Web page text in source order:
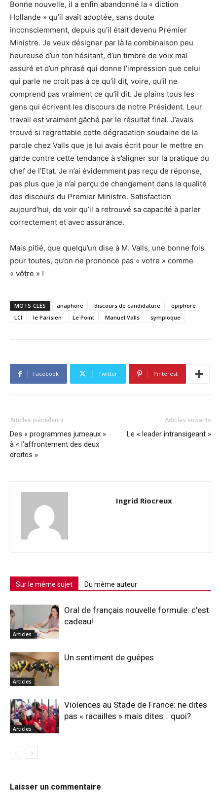
Bonne nouvelle, il a enfin abandonné la « diction
Hollande » qu’il avait adoptée, sans doute
inconsciemment, depuis qu’il était devenu Premier
Ministre. Je veux désigner par là la combinaison peu
heureuse d’un ton hésitant, d’un timbre de voix mal
assuré et d’un phrasé qui donne l’impression que celui
qui parle ne croit pas à ce qu’il dit, voire, qu’il ne
comprend pas vraiment ce qu’il dit. Je plains tous les
gens qui écrivent les discours de notre Président. Leur
travail est vraiment gâché par le résultat final. J’avais
trouvé si regrettable cette dégradation soudaine de la
parole chez Valls que je lui avais écrit pour le mettre en
garde contre cette tendance à s’aligner sur la pratique du
chef de l’Etat. Je n’ai évidemment pas reçu de réponse,
pas plus que je n’ai perçu de changement dans la qualité
des discours du Premier Ministre. Satisfaction
aujourd’hui, de voir qu’il a retrouvé sa capacité à parler
correctement et avec assurance.
Mais pitié, que quelqu’un dise à M. Valls, une bonne fois
pour toutes, qu’on ne prononce pas « votre » comme
« vôtre » !
MOTS-CLÉS anaphore discours de candidature
épiphore
LCI
le Parisien Le Point Manuel Valls symploque
Facebook Twitter Pinterest
Articles précédents
Des « programmes jumeaux »
à « l’affrontement des deux
droites »
Articles suivants
Le « leader intransigeant »
Ingrid Riocreux
Sur le même sujet Du même auteur
Articles
Oral de français nouvelle formule: c’est
cadeau!
Articles
Un sentiment de guêpes
Articles
Violences au Stade de France: ne dites
pas « racailles » mais dites… quoi?
Laisser un commentaire